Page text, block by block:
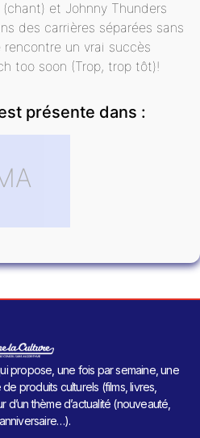
(chant) et Johnny Thunders
des carrières séparées sans
rencontre un vrai succès
too soon (Trop, trop tôt)!
présente dans :
propose, une fois par semaine, une
produits culturels (films, livres,
thème d’actualité (nouveauté,